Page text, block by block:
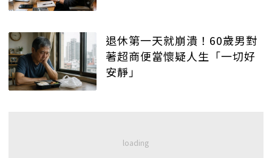
退休第一天就崩潰！60歲男對
著超商便當懷疑人生「一切好
安靜」